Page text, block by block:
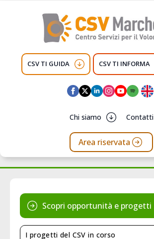
CSV TI GUIDA CSV TI INFORMA
Chi siamo Contatti
Area riservata
Scopri opportunità e progetti
I progetti del CSV in corso